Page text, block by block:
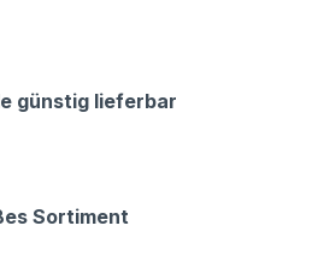
günstig lieferbar
Sortiment